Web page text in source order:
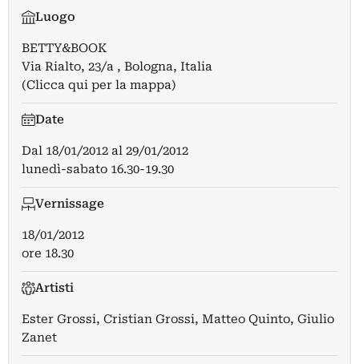
Luogo
BETTY&BOOK
Via Rialto, 23/a , Bologna, Italia
(Clicca qui per la mappa)
Date
Dal 18/01/2012 al 29/01/2012
lunedì-sabato 16.30-19.30
Vernissage
18/01/2012
ore 18.30
Artisti
Ester Grossi, Cristian Grossi, Matteo Quinto, Giulio
Zanet